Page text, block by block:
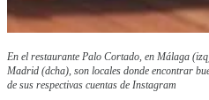
En el restaurante Palo Cortado, en Málaga
Madrid (dcha), son locales donde encontrar
de sus respectivas cuentas de Instagram